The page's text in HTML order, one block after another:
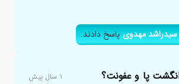
سیدراشد مهدویپاسخ دادند.
پا و عفونت؟ ۱ سال پیش